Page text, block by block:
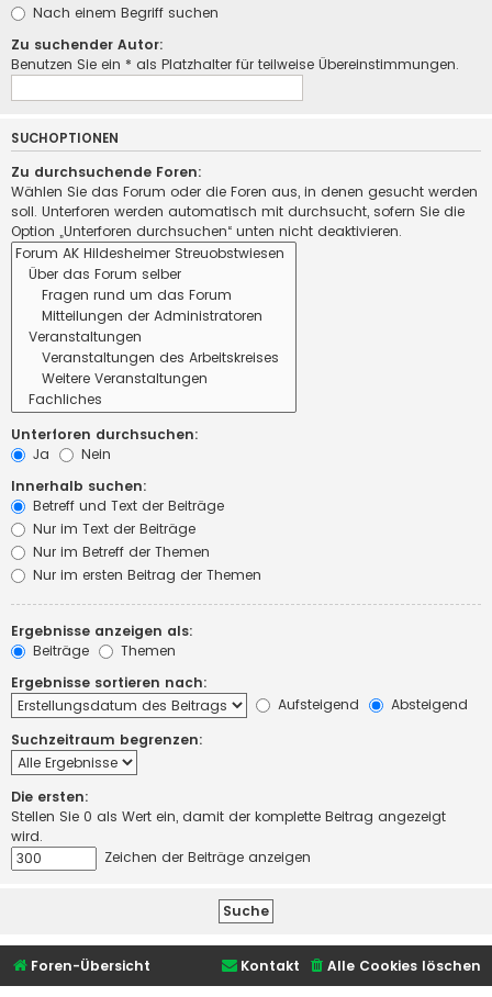
Nach einem Begriff suchen
Zu suchender Autor:
Benutzen Sie ein * als Platzhalter für teilweise Übereinstimmungen.
SUCHOPTIONEN
Zu durchsuchende Foren:
Wählen Sie das Forum oder die Foren aus, in denen gesucht werden
soll. Unterforen werden automatisch mit durchsucht, sofern Sie die
Option „Unterforen durchsuchen“ unten nicht deaktivieren.
Unterforen durchsuchen:
Ja
Nein
Innerhalb suchen:
Betreff und Text der Beiträge
Nur im Text der Beiträge
Nur im Betreff der Themen
Nur im ersten Beitrag der Themen
Ergebnisse anzeigen als:
Beiträge
Themen
Ergebnisse sortieren nach:
Aufsteigend
Absteigend
Suchzeitraum begrenzen:
Die ersten:
Stellen Sie 0 als Wert ein, damit der komplette Beitrag angezeigt
wird.
Zeichen der Beiträge anzeigen
Foren-Übersicht Alle Cookies löschen
Kontakt